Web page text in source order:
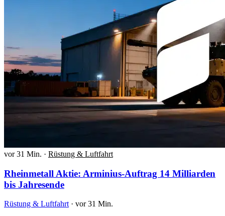
vor 31 Min. · Rüstung & Luftfahrt
Rheinmetall Aktie: Arminius-Auftrag 14 Milliarden
bis Jahresende
Rüstung & Luftfahrt · vor 31 Min.